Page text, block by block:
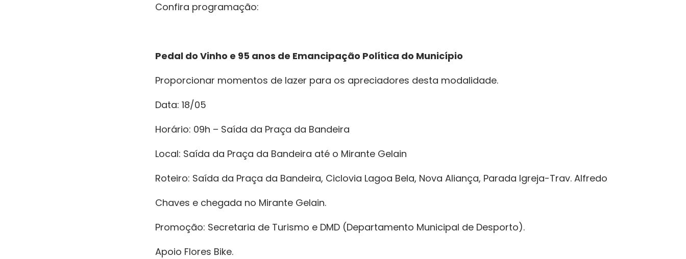
Confira programação:
Pedal do Vinho e 95 anos de Emancipação Política do Município
Proporcionar momentos de lazer para os apreciadores desta modalidade.
Data: 18/05
Horário: 09h – Saída da Praça da Bandeira
Local: Saída da Praça da Bandeira até o Mirante Gelain
Roteiro: Saída da Praça da Bandeira, Ciclovia Lagoa Bela, Nova Aliança, Parada Igreja-Trav. Alfredo
Chaves e chegada no Mirante Gelain.
Promoção: Secretaria de Turismo e DMD (Departamento Municipal de Desporto).
Apoio Flores Bike.